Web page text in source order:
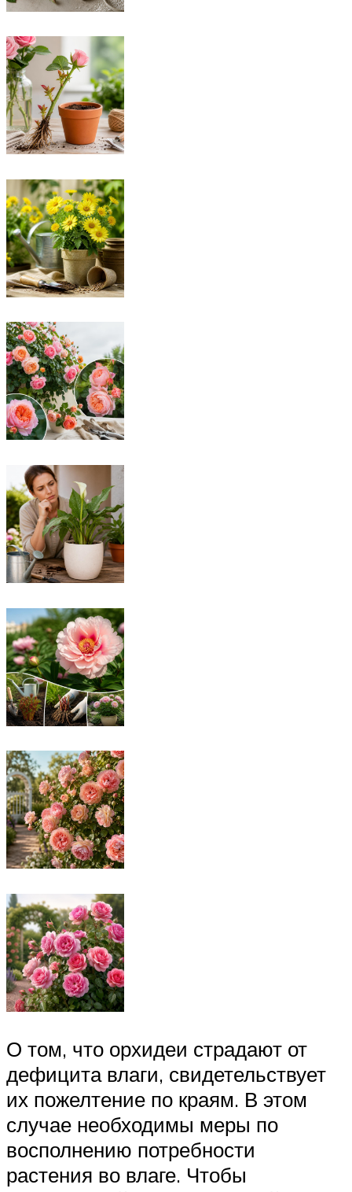
О том, что орхидеи страдают от
дефицита влаги, свидетельствует
их пожелтение по краям. В этом
случае необходимы меры по
восполнению потребности
растения во влаге. Чтобы